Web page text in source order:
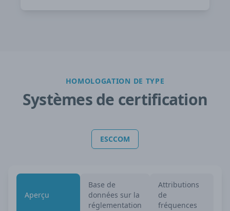
HOMOLOGATION DE TYPE
Systèmes de certification
ESCCOM
Aperçu
Base de
données sur la
réglementation
Attributions
de
fréquences